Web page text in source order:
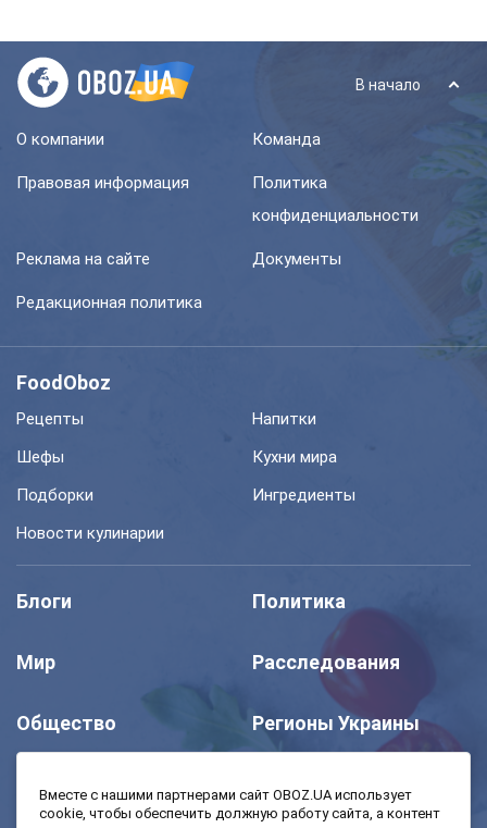
В начало
О компании Команда
Правовая информация
Политика
конфиденциальности
Реклама на сайте Документы
Редакционная политика
FoodOboz
Рецепты
Напитки
Шефы
Кухни мира
Подборки
Ингредиенты
Новости кулинарии
Блоги Политика
Мир Расследования
Общество Регионы Украины
Вместе с нашими партнерами сайт OBOZ.UA использует
cookie, чтобы обеспечить должную работу сайта, а контент